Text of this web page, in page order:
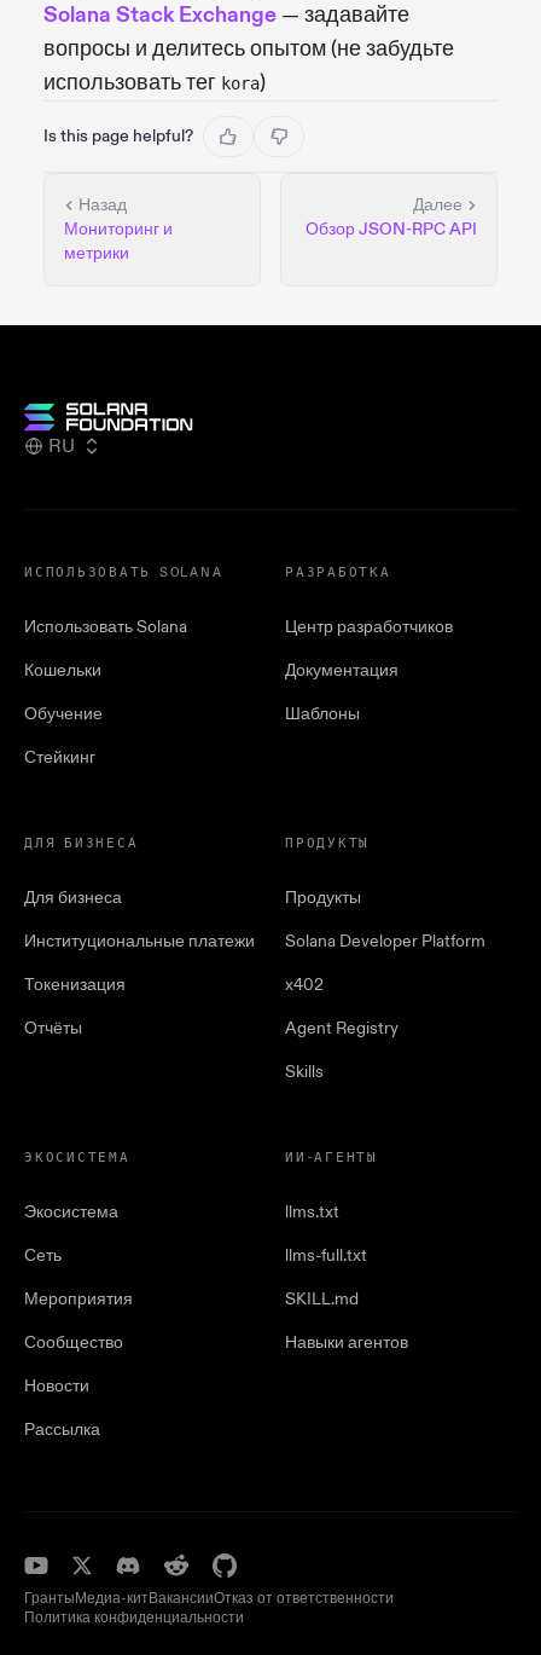
Solana Stack Exchange — задавайте
вопросы и делитесь опытом (не забудьте
использовать тег kora)
Is this page helpful?
Назад
Мониторинг и
метрики
Далее
Обзор JSON-RPC API
RU
ИСПОЛЬЗОВАТЬ SOLANA
Использовать Solana
Кошельки
Обучение
Стейкинг
РАЗРАБОТКА
Центр разработчиков
Документация
Шаблоны
ДЛЯ БИЗНЕСА
Для бизнеса
Институциональные платежи
Токенизация
Отчёты
ПРОДУКТЫ
Продукты
Solana Developer Platform
x402
Agent Registry
Skills
ЭКОСИСТЕМА
Экосистема
Сеть
Мероприятия
Сообщество
Новости
Рассылка
ИИ-АГЕНТЫ
llms.txt
llms-full.txt
SKILL.md
Навыки агентов
ГрантыМедиа-китВакансииОтказ от ответственности
Политика конфиденциальности